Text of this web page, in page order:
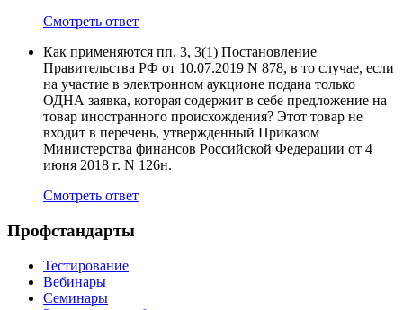
Смотреть ответ
Как применяются пп. 3, 3(1) Постановление
Правительства РФ от 10.07.2019 N 878, в то случае, если
на участие в электронном аукционе подана только
ОДНА заявка, которая содержит в себе предложение на
товар иностранного происхождения? Этот товар не
входит в перечень, утвержденный Приказом
Министерства финансов Российской Федерации от 4
июня 2018 г. N 126н.
Смотреть ответ
Профстандарты
Тестирование
Вебинары
Семинары